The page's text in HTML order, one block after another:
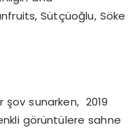
Sütçüoğlu, Söke
şov sunarken, 2019
görüntülere sahne